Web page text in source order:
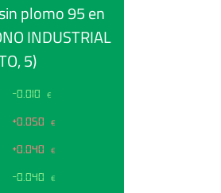
plomo 95 en
INDUSTRIAL
5)
-0.010 €
+0.050 €
+0.040 €
-0.040 €